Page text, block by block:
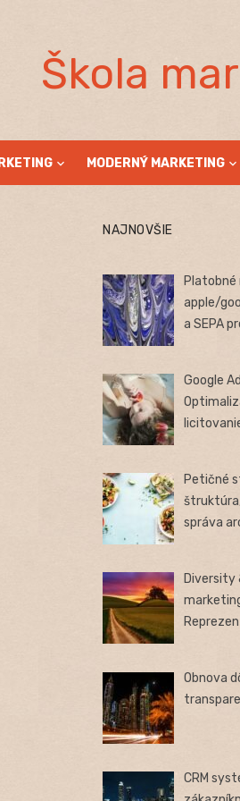
Škola
MODERNÝ MARKETING
NAJNOVŠIE
apple/
a SEPA
Google
Petičné
správa
Diversity
Obnova
CRM